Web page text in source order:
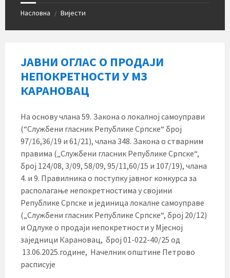
Насловна / Вијести
ЈАВНИ ОГЛАС О ПРОДАЈИ
НЕПОКРЕТНОСТИ У МЗ
КАРАНОВАЦ
На основу члана 59. Закона о локалној самоуправи
(“Службени гласник Републике Српске“ број
97/16,36/19 и 61/21), члана 348. Закона о стварним
правима („Службени гласник Републике Српске“,
број 124/08, 3/09, 58/09, 95/11,60/15 и 107/19), члана
4. и 9. Правилника о поступку јавног конкурса за
располагање непокретностима у својини
Републике Српске и јединица локалне самоуправе
(„Службени гласник Републике Српске“, број 20/12)
и Одлуке о продаји непокретности у Мјесној
заједници Карановац, број 01-022-40/25 од
13.06.2025.године, Начелник општине Петрово
расписује